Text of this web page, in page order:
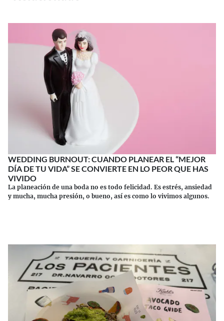
WEDDING BURNOUT: CUANDO PLANEAR EL “MEJOR
DÍA DE TU VIDA” SE CONVIERTE EN LO PEOR QUE HAS
VIVIDO
La planeación de una boda no es todo felicidad. Es estrés, ansiedad
y mucha, mucha presión, o bueno, así es como lo vivimos algunos.